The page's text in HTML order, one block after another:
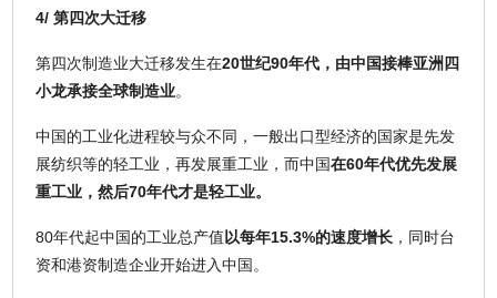
4/ 第四次大迁移
第四次制造业大迁移发生在20世纪90年代，由中国接棒亚洲四
小龙承接全球制造业。
中国的工业化进程较与众不同，一般出口型经济的国家是先发
展纺织等的轻工业，再发展重工业，而中国在60年代优先发展
重工业，然后70年代才是轻工业。
80年代起中国的工业总产值以每年15.3%的速度增长 ，同时台
资和港资制造企业开始进入中国。